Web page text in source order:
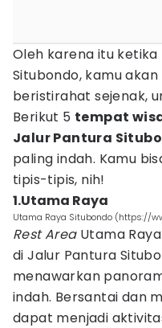
Oleh karena itu
Situbondo, kamu
beristirahat sejenak,
Berikut 5 tempat
Jalur Pantura
paling indah. Kamu
tipis-tipis, nih!
1.Utama Raya
Utama Raya Situbondo (https://
Rest AreaUtama
di Jalur Pantura
menawarkan
indah. Bersantai dan
dapat menjadi